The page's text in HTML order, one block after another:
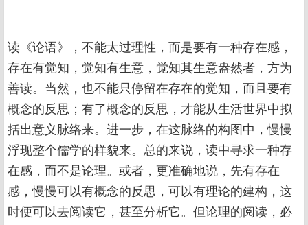
读《论语》，不能太过理性，而是要有一种存在感，
存在有觉知，觉知有生意，觉知其生意盎然者，方为
善读。当然，也不能只停留在存在的觉知，而且要有
概念的反思；有了概念的反思，才能从生活世界中拟
括出意义脉络来。进一步，在这脉络的构图中，慢慢
浮现整个儒学的样貌来。总的来说，读中寻求一种存
在感，而不是论理。或者，更准确地说，先有存在
感，慢慢可以有概念的反思，可以有理论的建构，这
时便可以去阅读它，甚至分析它。但论理的阅读，必